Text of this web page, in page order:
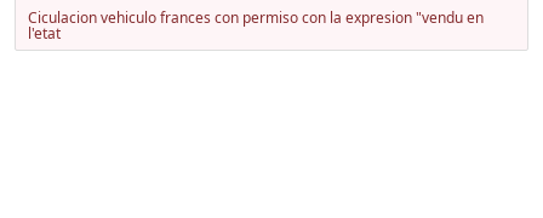
Ciculacion vehiculo frances con permiso con la expresion "vendu en
l'etat